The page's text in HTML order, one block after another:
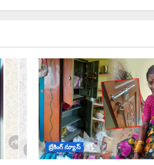
బ్రేకింగ్ న్యూస్